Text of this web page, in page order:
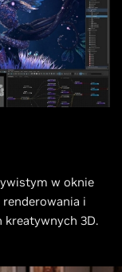
w oknie
i
kreatywnych 3D.